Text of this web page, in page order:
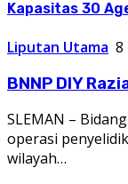
Kapasitas 30
Liputan Utama 8
BNNP DIY
SLEMAN –
operasi
wilayah…